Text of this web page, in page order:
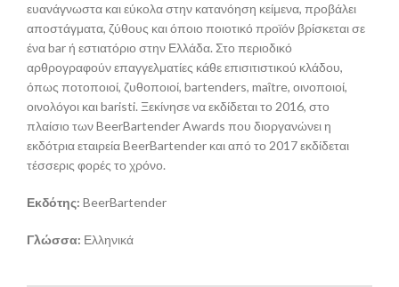
ευανάγνωστα και εύκολα στην κατανόηση κείμενα, προβάλει
αποστάγματα, ζύθους και όποιο ποιοτικό προϊόν βρίσκεται σε
ένα bar ή εστιατόριο στην Ελλάδα. Στο περιοδικό
αρθρογραφούν επαγγελματίες κάθε επισιτιστικού κλάδου,
όπως ποτοποιοί, ζυθοποιοί, bartenders, maître, οινοποιοί,
οινολόγοι και baristi. Ξεκίνησε να εκδίδεται το 2016, στο
πλαίσιο των BeerBartender Awards που διοργανώνει η
εκδότρια εταιρεία BeerBartender και από το 2017 εκδίδεται
τέσσερις φορές το χρόνο.
Εκδότης: BeerBartender
Γλώσσα: Ελληνικά